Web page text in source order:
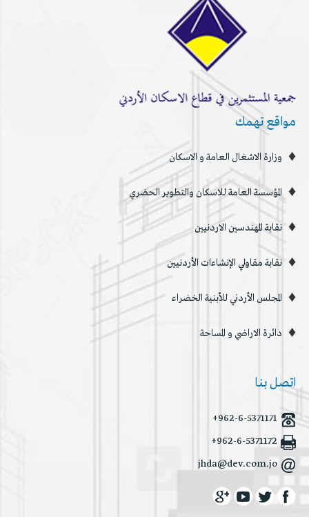
مواقع تهمك
وزارة الاشغال العامة و الاسكان
المؤسسة العامة للاسكان والتطوير الحضري
نقابة المهندسين الاردنيين
نقابة مقاولي الإنشاءات الأردنيين
المجلس الأردني للأبنية الخضراء
دائرة الاراضي و المساحة
اتصل بنا
+962-6-5371171
+962-6-5371172
jhda@dev.com.jo